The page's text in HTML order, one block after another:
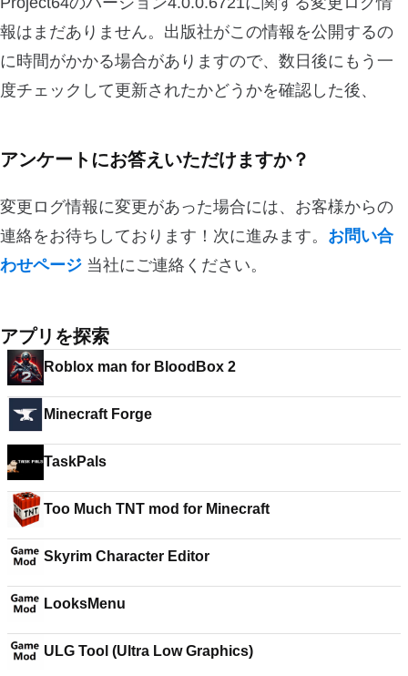
報はまだありません。出版社がこの情報を公開するの
に時間がかかる場合がありますので、数日後にもう一
度チェックして更新されたかどうかを確認した後、
アンケートにお答えいただけますか？
変更ログ情報に変更があった場合には、お客様からの
連絡をお待ちしております！次に進みます。 お問い合
わせページ 当社にご連絡ください。
アプリを探索
Roblox man for BloodBox 2
Minecraft Forge
TaskPals
Too Much TNT mod for Minecraft
Skyrim Character Editor
LooksMenu
ULG Tool (Ultra Low Graphics)